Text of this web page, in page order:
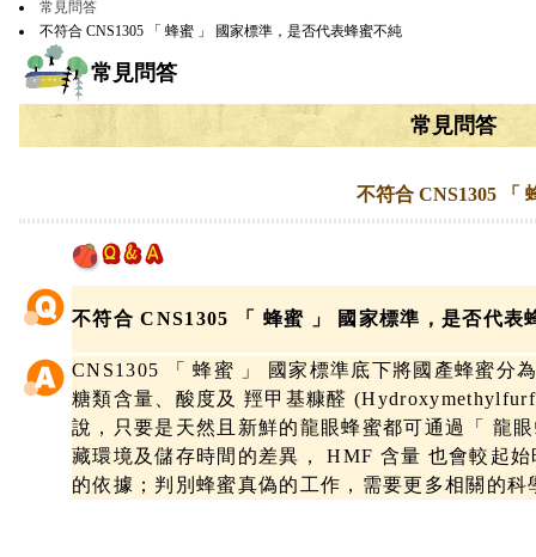
常見問答
不符合 CNS1305 「 蜂蜜 」 國家標準，是否代表蜂蜜不純
常見問答
常見問答
不符合 CNS1305 「
不符合 CNS1305 「 蜂蜜 」 國家標準，是否代表
CNS1305 「 蜂蜜 」 國家標準底下將國產蜂蜜分
糖類含量、酸度及 羥甲基糠醛
說，只要是天然且新鮮的龍眼蜂蜜都可通過「 龍
藏環境及儲存時間的差異， HMF 含量 也會較起
的依據；判別蜂蜜真偽的工作，需要更多相關的科